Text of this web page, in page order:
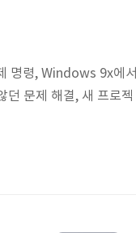
명령, Windows 9x에서
던 문제 해결, 새 프로젝